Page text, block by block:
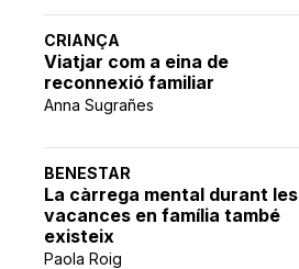
CRIANÇA
Viatjar com a eina de
reconnexió familiar
Anna Sugrañes
BENESTAR
La càrrega mental durant les
vacances en família també
existeix
Paola Roig